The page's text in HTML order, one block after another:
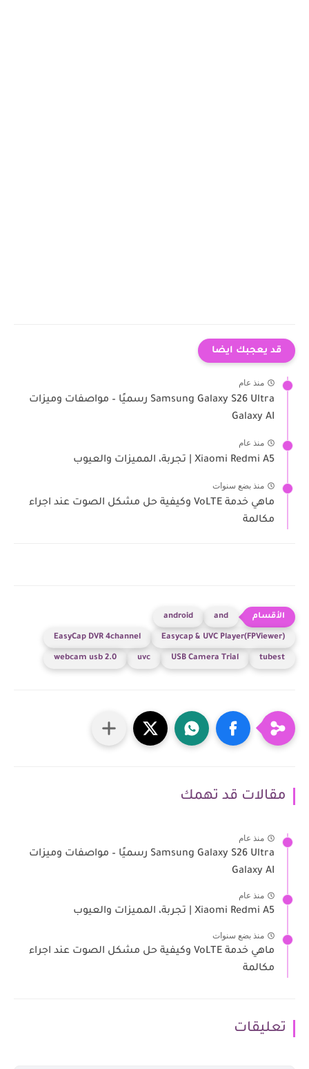
قد يعجبك ايضا
منذ عام
Samsung Galaxy S26 Ultra رسميًا – مواصفات وميزات
Galaxy AI
منذ عام
Xiaomi Redmi A5 | تجربة، المميزات والعيوب
منذ بضع سنوات
ماهي خدمة VoLTE وكيفية حل مشكل الصوت عند اجراء
مكالمة
and
android
Easycap & UVC Player(FPViewer)
EasyCap DVR 4channel
tubest
USB Camera Trial
uvc
webcam usb 2.0
مقالات قد تهمك
منذ عام
Samsung Galaxy S26 Ultra رسميًا – مواصفات وميزات
Galaxy AI
منذ عام
Xiaomi Redmi A5 | تجربة، المميزات والعيوب
منذ بضع سنوات
ماهي خدمة VoLTE وكيفية حل مشكل الصوت عند اجراء
مكالمة
تعليقات